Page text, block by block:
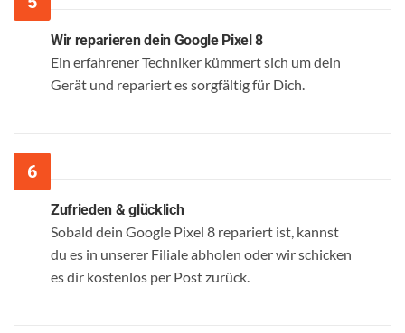
Wir reparieren dein Google Pixel 8
Ein erfahrener Techniker kümmert sich um dein
Gerät und repariert es sorgfältig für Dich.
Zufrieden & glücklich
Sobald dein Google Pixel 8 repariert ist, kannst
du es in unserer Filiale abholen oder wir schicken
es dir kostenlos per Post zurück.